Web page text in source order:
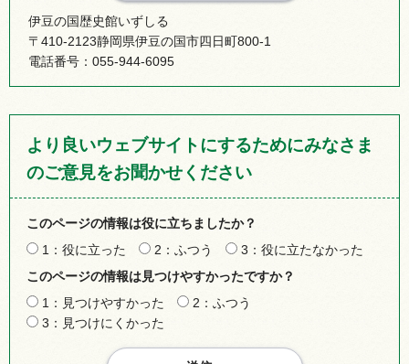
伊豆の国歴史館いずしる
〒410-2123静岡県伊豆の国市四日町800-1
電話番号：055-944-6095
より良いウェブサイトにするためにみなさま
のご意見をお聞かせください
このページの情報は役に立ちましたか？
1：役に立った
2：ふつう
3：役に立たなかった
このページの情報は見つけやすかったですか？
1：見つけやすかった
2：ふつう
3：見つけにくかった